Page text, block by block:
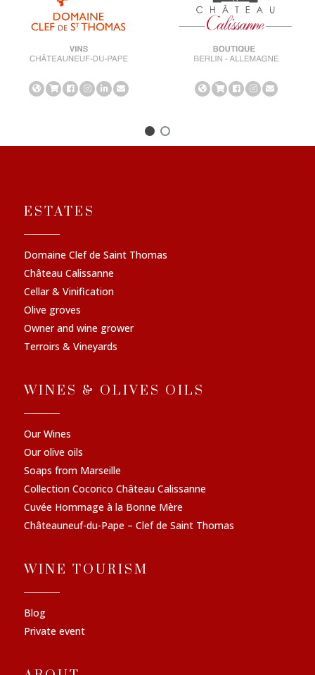
ESTATES
Domaine Clef de Saint Thomas
Château Calissanne
Cellar & Vinification
Olive groves
Owner and wine grower
Terroirs & Vineyards
WINES & OLIVES OILS
Our Wines
Our olive oils
Soaps from Marseille
Collection Cocorico Château Calissanne
Cuvée Hommage à la Bonne Mère
Châteauneuf-du-Pape – Clef de Saint Thomas
WINE TOURISM
Blog
Private event